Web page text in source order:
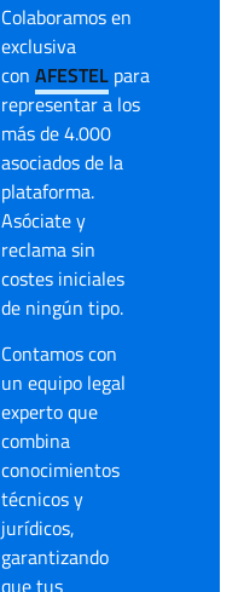
Colaboramos en
exclusiva
con AFESTELpara
representar a los
más de 4.000
asociados de la
plataforma.
Asóciate y
reclama sin
costes iniciales
de ningún tipo.
Contamos con
un equipo legal
experto que
combina
conocimientos
técnicos y
jurídicos,
garantizando